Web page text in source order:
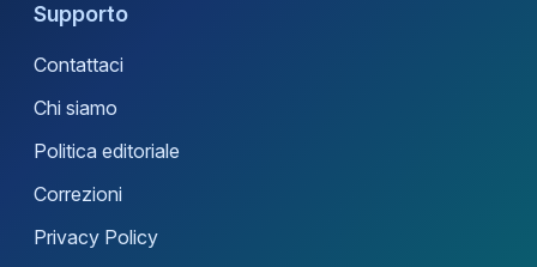
Supporto
Contattaci
Chi siamo
Politica editoriale
Correzioni
Privacy Policy